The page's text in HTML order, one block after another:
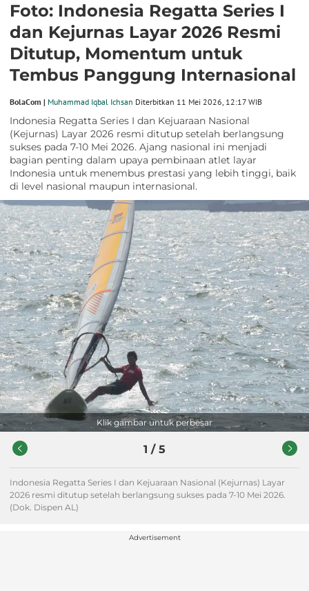
Foto: Indonesia Regatta Series I
dan Kejurnas Layar 2026 Resmi
Ditutup, Momentum untuk
Tembus Panggung Internasional
BolaCom | Muhammad Iqbal Ichsan Diterbitkan 11 Mei 2026, 12:17 WIB
Indonesia Regatta Series I dan Kejuaraan Nasional
(Kejurnas) Layar 2026 resmi ditutup setelah berlangsung
sukses pada 7-10 Mei 2026. Ajang nasional ini menjadi
bagian penting dalam upaya pembinaan atlet layar
Indonesia untuk menembus prestasi yang lebih tinggi, baik
di level nasional maupun internasional.
Klik gambar untuk perbesar
1 / 5
Indonesia Regatta Series I dan Kejuaraan Nasional (Kejurnas) Layar
2026 resmi ditutup setelah berlangsung sukses pada 7-10 Mei 2026.
(Dok. Dispen AL)